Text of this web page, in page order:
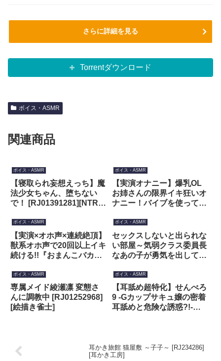
さらに詳細を見る
Torrentダウンロード
ボイス・ASMR
関連商品
ボイス・ASMR
【寝取られ妄想えっち】魔
法少女ちゃん、堕ちない
で！ [RJ01391281][NTRの
ボイス・ASMR
【実演オナニー】爆乳OL
お姉さんの限界イキ狂いオ
ナニー！バイブを使ってク
まくり痙攣オホ声絶頂！
【藤羽くるみ】
[RJ01619062][ミクロパレ
ット]
ボイス・ASMR
【実演×オホ声×連続絶頂】
獣系オホ声で20回以上イキ
続ける!!『おまんこバカに
あ゛ぁーーっ!!イクー
ー!!!』【電マとバイブでイ
キ過ぎ】 [RJ01201201][実
演オホ声]
ボイス・ASMR
セックスしないと出られな
い部屋～気弱クラス委員長
なあの子が勇気を出して頑
[RJ01114158][きむりのな
いしょばなし]
ボイス・ASMR
専属メイド綾瀬凛 変態さ
んに調教中 [RJ01252968]
[絵描き雀士]
ボイス・ASMR
【耳舐め超特化】せんべろ
9 -Gカップサキュ嬢の密着
耳舐めと危険な誘惑?!-
耳かき旅館 猫屋敷 ～子子～ [RJ234286]
[耳かき工房]